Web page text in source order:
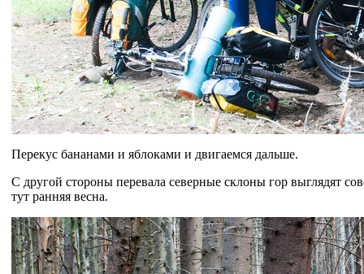
Перекус бананами и яблоками и двигаемся дальше.
С другой стороны перевала северные склоны гор выглядят
тут ранняя весна.